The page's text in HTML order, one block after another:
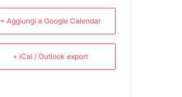
+ Aggiungi a Google Calendar
+ iCal / Outlook export